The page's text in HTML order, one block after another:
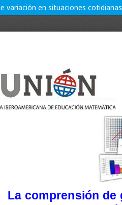
variación en situaciones cotidianas